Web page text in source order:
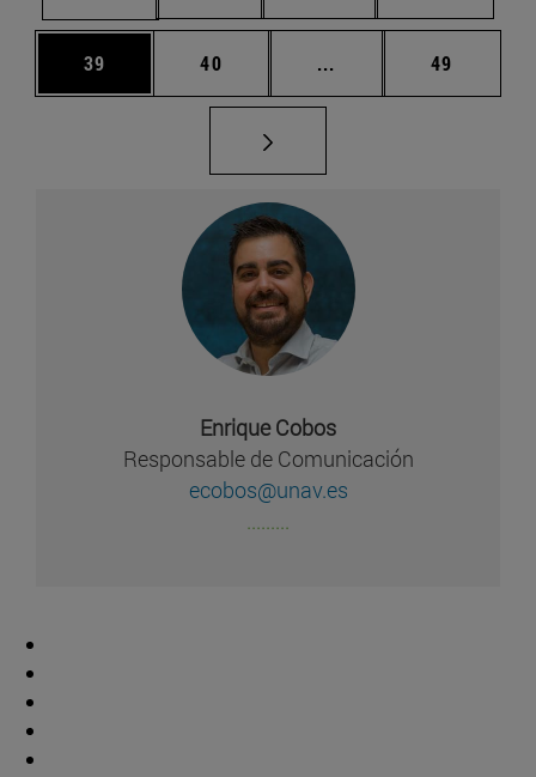
Página
39 Página
40 ... Páginas intermedias
Página
49
Enrique Cobos
Responsable de Comunicación
ecobos@unav.es
.........